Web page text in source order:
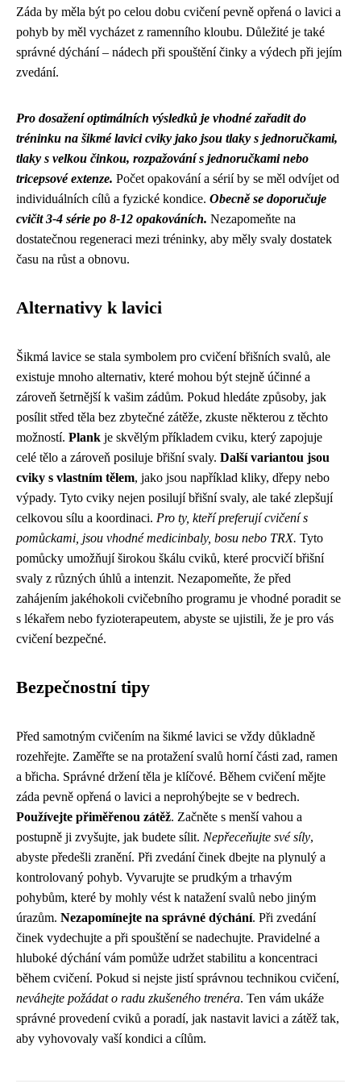
Záda by měla být po celou dobu cvičení pevně opřená o lavici a
pohyb by měl vycházet z ramenního kloubu. Důležité je také
správné dýchání – nádech při spouštění činky a výdech při jejím
zvedání.
Pro dosažení optimálních výsledků je vhodné zařadit do
tréninku na šikmé lavici cviky jako jsou tlaky s jednoručkami,
tlaky s velkou činkou, rozpažování s jednoručkami nebo
tricepsové extenze. Počet opakování a sérií by se měl odvíjet od
individuálních cílů a fyzické kondice. Obecně se doporučuje
cvičit 3-4 série po 8-12 opakováních. Nezapomeňte na
dostatečnou regeneraci mezi tréninky, aby měly svaly dostatek
času na růst a obnovu.
Alternativy k lavici
Šikmá lavice se stala symbolem pro cvičení břišních svalů, ale
existuje mnoho alternativ, které mohou být stejně účinné a
zároveň šetrnější k vašim zádům. Pokud hledáte způsoby, jak
posílit střed těla bez zbytečné zátěže, zkuste některou z těchto
možností. Plank je skvělým příkladem cviku, který zapojuje
celé tělo a zároveň posiluje břišní svaly. Další variantou jsou
cviky s vlastním tělem, jako jsou například kliky, dřepy nebo
výpady. Tyto cviky nejen posilují břišní svaly, ale také zlepšují
celkovou sílu a koordinaci. Pro ty, kteří preferují cvičení s
pomůckami, jsou vhodné medicinbaly, bosu nebo TRX. Tyto
pomůcky umožňují širokou škálu cviků, které procvičí břišní
svaly z různých úhlů a intenzit. Nezapomeňte, že před
zahájením jakéhokoli cvičebního programu je vhodné poradit se
s lékařem nebo fyzioterapeutem, abyste se ujistili, že je pro vás
cvičení bezpečné.
Bezpečnostní tipy
Před samotným cvičením na šikmé lavici se vždy důkladně
rozehřejte. Zaměřte se na protažení svalů horní části zad, ramen
a břicha. Správné držení těla je klíčové. Během cvičení mějte
záda pevně opřená o lavici a neprohýbejte se v bedrech.
Používejte přiměřenou zátěž. Začněte s menší vahou a
postupně ji zvyšujte, jak budete sílit. Nepřeceňujte své síly,
abyste předešli zranění. Při zvedání činek dbejte na plynulý a
kontrolovaný pohyb. Vyvarujte se prudkým a trhavým
pohybům, které by mohly vést k natažení svalů nebo jiným
úrazům. Nezapomínejte na správné dýchání. Při zvedání
činek vydechujte a při spouštění se nadechujte. Pravidelné a
hluboké dýchání vám pomůže udržet stabilitu a koncentraci
během cvičení. Pokud si nejste jistí správnou technikou cvičení,
neváhejte požádat o radu zkušeného trenéra. Ten vám ukáže
správné provedení cviků a poradí, jak nastavit lavici a zátěž tak,
aby vyhovovaly vaší kondici a cílům.